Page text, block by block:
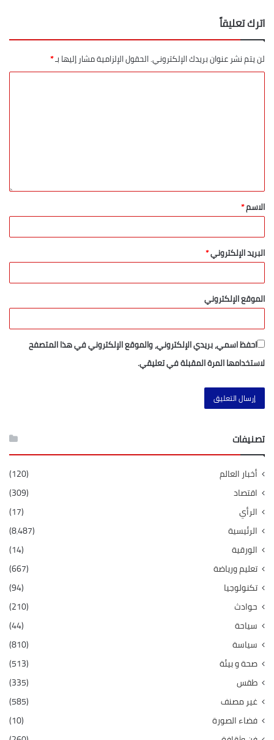
اترك تعليقاً
لن يتم نشر عنوان بريدك الإلكتروني.الحقول الإلزامية مشار إليها بـ*
الاسم*
البريد الإلكتروني*
الموقع الإلكتروني
احفظ اسمي، بريدي الإلكتروني، والموقع الإلكتروني في هذا المتصفح
لاستخدامها المرة المقبلة في تعليقي.
تصنيفات
أخبار العالم
(120)
اقتصاد
(309)
الرأي
(17)
الرئيسية
(8٬487)
الورقية
(14)
تعليم ورياضة
(667)
تكنولوجيا
(94)
حوادث
(210)
سياحة
(44)
سياسة
(810)
صحة و بيئة
(513)
طقس
(335)
غير مصنف
(585)
فضاء الصورة
(10)